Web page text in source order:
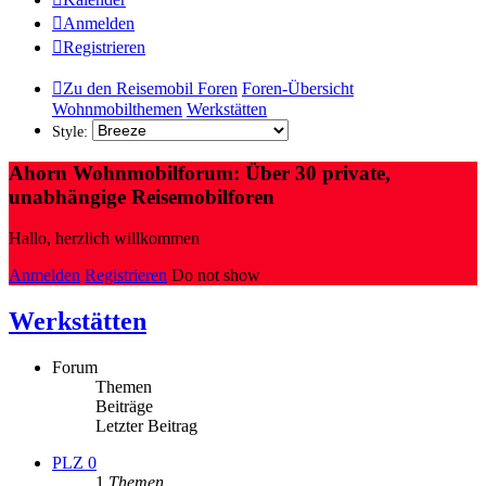
Anmelden
Registrieren
Zu den Reisemobil Foren Foren-Übersicht
Wohnmobilthemen Werkstätten
Style:
Ahorn Wohnmobilforum: Über 30 private,
unabhängige Reisemobilforen
Hallo, herzlich willkommen
Anmelden Registrieren Do not show
Werkstätten
Forum
Themen
Beiträge
Letzter Beitrag
PLZ 0